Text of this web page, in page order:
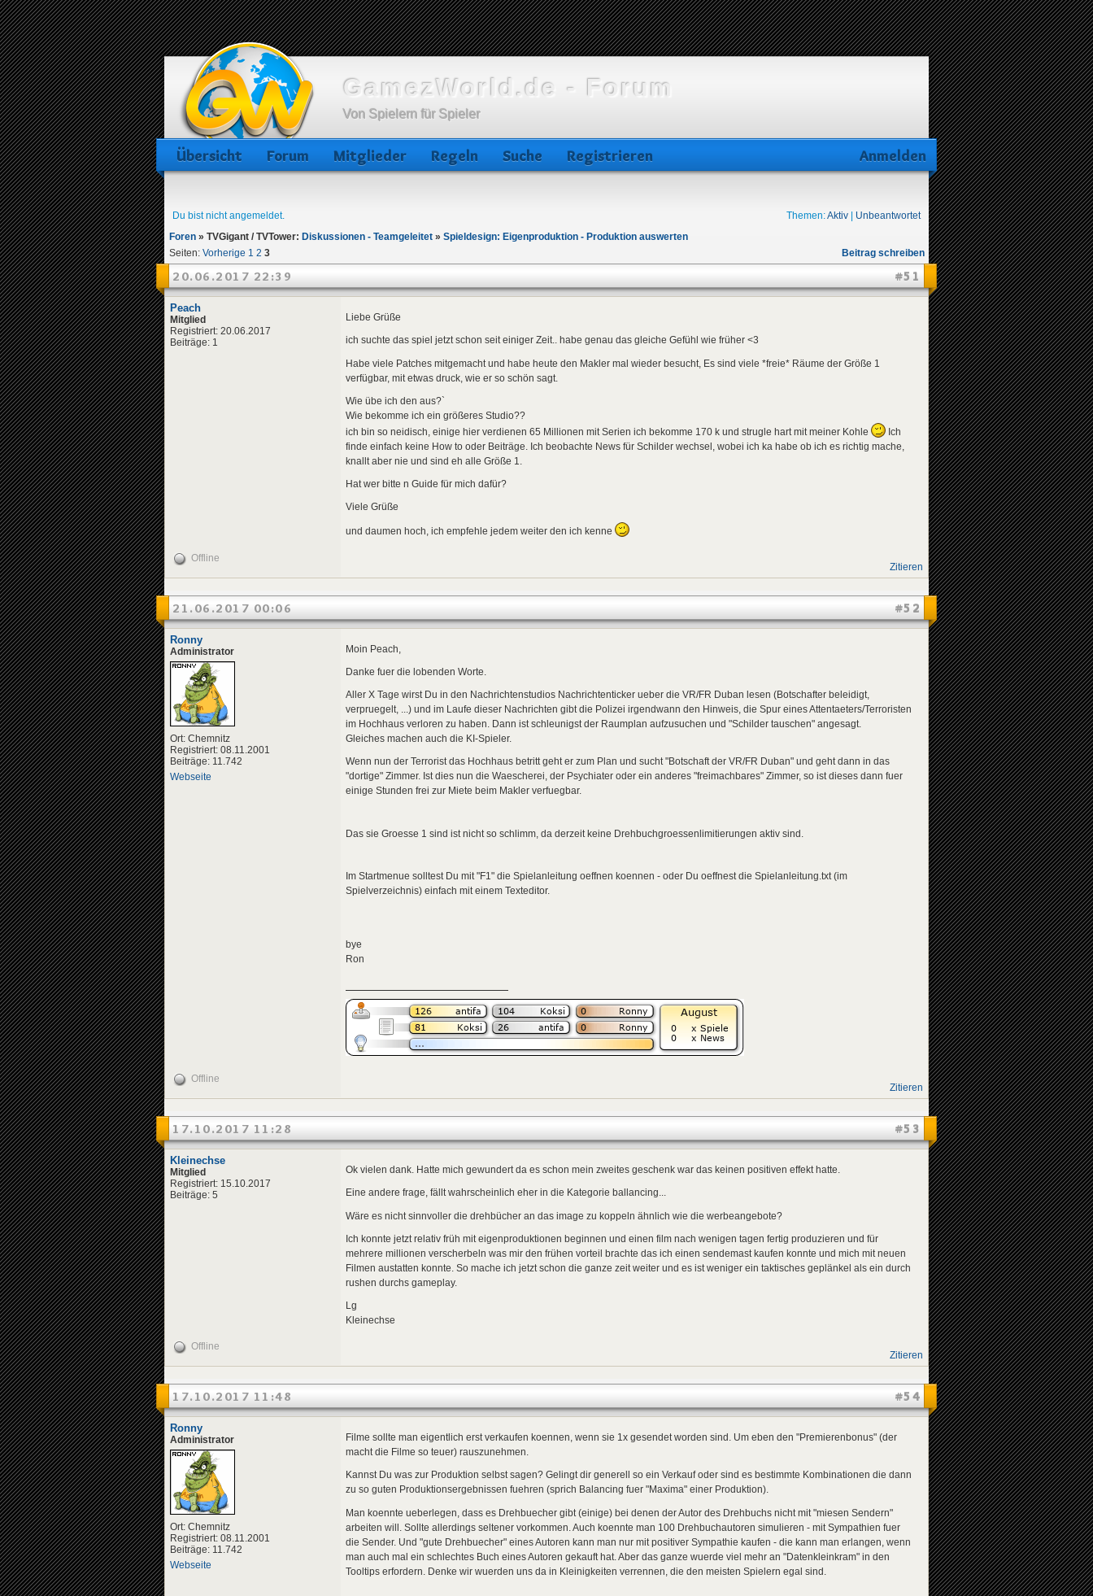
GamezWorld.de - Forum
Von Spielern für Spieler
Übersicht Forum Mitglieder Regeln Suche Registrieren Anmelden
Du bist nicht angemeldet. Themen:Aktiv
Unbeantwortet
Foren » TVGigant / TVTower: Diskussionen - Teamgeleitet » Spieldesign: Eigenproduktion - Produktion auswerten
Seiten: Vorherige 1 2 3 Beitrag schreiben
#51
20.06.2017 22:39
Peach
Mitglied
Registriert: 20.06.2017
Beiträge: 1
Liebe Grüße
ich suchte das spiel jetzt schon seit einiger Zeit.. habe genau das gleiche Gefühl wie früher <3
Habe viele Patches mitgemacht und habe heute den Makler mal wieder besucht, Es sind viele *freie* Räume der Größe 1
verfügbar, mit etwas druck, wie er so schön sagt.
Wie übe ich den aus?`
Wie bekomme ich ein größeres Studio??
ich bin so neidisch, einige hier verdienen 65 Millionen mit Serien ich bekomme 170 k und strugle hart mit meiner Kohle
Ich
finde einfach keine How to oder Beiträge. Ich beobachte News für Schilder wechsel, wobei ich ka habe ob ich es richtig mache,
knallt aber nie und sind eh alle Größe 1.
Hat wer bitte n Guide für mich dafür?
Viele Grüße
und daumen hoch, ich empfehle jedem weiter den ich kenne
Offline
Zitieren
#52
21.06.2017 00:06
Ronny
Administrator
Ort: Chemnitz
Registriert: 08.11.2001
Beiträge: 11.742
Webseite
Moin Peach,
Danke fuer die lobenden Worte.
Aller X Tage wirst Du in den Nachrichtenstudios Nachrichtenticker ueber die VR/FR Duban lesen (Botschafter beleidigt,
verpruegelt, ...) und im Laufe dieser Nachrichten gibt die Polizei irgendwann den Hinweis, die Spur eines Attentaeters/Terroristen
im Hochhaus verloren zu haben. Dann ist schleunigst der Raumplan aufzusuchen und "Schilder tauschen" angesagt.
Gleiches machen auch die KI-Spieler.
Wenn nun der Terrorist das Hochhaus betritt geht er zum Plan und sucht "Botschaft der VR/FR Duban" und geht dann in das
"dortige" Zimmer. Ist dies nun die Waescherei, der Psychiater oder ein anderes "freimachbares" Zimmer, so ist dieses dann fuer
einige Stunden frei zur Miete beim Makler verfuegbar.
Das sie Groesse 1 sind ist nicht so schlimm, da derzeit keine Drehbuchgroessenlimitierungen aktiv sind.
Im Startmenue solltest Du mit "F1" die Spielanleitung oeffnen koennen - oder Du oeffnest die Spielanleitung.txt (im
Spielverzeichnis) einfach mit einem Texteditor.
bye
Ron
Offline
Zitieren
#53
17.10.2017 11:28
Kleinechse
Mitglied
Registriert: 15.10.2017
Beiträge: 5
Ok vielen dank. Hatte mich gewundert da es schon mein zweites geschenk war das keinen positiven effekt hatte.
Eine andere frage, fällt wahrscheinlich eher in die Kategorie ballancing...
Wäre es nicht sinnvoller die drehbücher an das image zu koppeln ähnlich wie die werbeangebote?
Ich konnte jetzt relativ früh mit eigenproduktionen beginnen und einen film nach wenigen tagen fertig produzieren und für
mehrere millionen verscherbeln was mir den frühen vorteil brachte das ich einen sendemast kaufen konnte und mich mit neuen
Filmen austatten konnte. So mache ich jetzt schon die ganze zeit weiter und es ist weniger ein taktisches geplänkel als ein durch
rushen durchs gameplay.
Lg
Kleinechse
Offline
Zitieren
#54
17.10.2017 11:48
Ronny
Administrator
Ort: Chemnitz
Registriert: 08.11.2001
Beiträge: 11.742
Webseite
Filme sollte man eigentlich erst verkaufen koennen, wenn sie 1x gesendet worden sind. Um eben den "Premierenbonus" (der
macht die Filme so teuer) rauszunehmen.
Kannst Du was zur Produktion selbst sagen? Gelingt dir generell so ein Verkauf oder sind es bestimmte Kombinationen die dann
zu so guten Produktionsergebnissen fuehren (sprich Balancing fuer "Maxima" einer Produktion).
Man koennte ueberlegen, dass es Drehbuecher gibt (einige) bei denen der Autor des Drehbuchs nicht mit "miesen Sendern"
arbeiten will. Sollte allerdings seltener vorkommen. Auch koennte man 100 Drehbuchautoren simulieren - mit Sympathien fuer
die Sender. Und "gute Drehbuecher" eines Autoren kann man nur mit positiver Sympathie kaufen - die kann man erlangen, wenn
man auch mal ein schlechtes Buch eines Autoren gekauft hat. Aber das ganze wuerde viel mehr an "Datenkleinkram" in den
Tooltips erfordern. Denke wir wuerden uns da in Kleinigkeiten verrennen, die den meisten Spielern egal sind.